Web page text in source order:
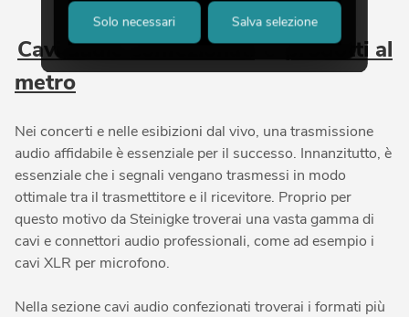
Cavi audio confezionatieprodotti al
metro
Nei concerti e nelle esibizioni dal vivo, una trasmissione
audio affidabile è essenziale per il successo. Innanzitutto, è
essenziale che i segnali vengano trasmessi in modo
ottimale tra il trasmettitore e il ricevitore. Proprio per
questo motivo da Steinigke troverai una vasta gamma di
cavi e connettori audio professionali, come ad esempio i
cavi XLR per microfono.
Nella sezione cavi audio confezionati troverai i formati più
Solo necessari Salva selezione